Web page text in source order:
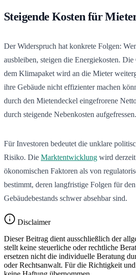
Steigende Kosten für
Der Widerspruch hat konkrete Folgen:
ausbleiben, steigen die Energiekosten.
dem Klimapaket wird an die Mieter
ihre Gebäude nicht effizienter machen
durch den Mietendeckel eingefrorene
durch steigende Nebenkosten aufgefressen.
Für Investoren bedeutet die unklare
Risiko. Die Marktentwicklung wird
ökonomischen Faktoren als von
bestimmt, deren langfristige Folgen für
Gebäudebestands schwer absehbar sind.
Disclaimer
Dieser Beitrag dient ausschließlich der
stellt keine steuerliche oder rechtliche
ersetzen nicht die individuelle Beratung
oder Rechtsanwalt. Für die Richtigkeit